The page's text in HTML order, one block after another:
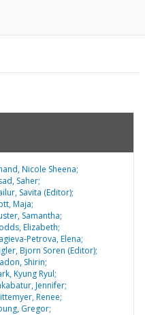
Nicole Sheena;
Saher;
Savita (Editor);
Maja;
Samantha;
Elizabeth;
Petrova, Elena;
Bjorn Soren (Editor);
Shirin;
Kyung Ryul;
Jennifer;
Renee;
Gregor;